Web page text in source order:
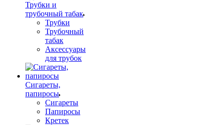
Трубки и
трубочный табак
Трубки
Трубочный
табак
Аксессуары
для трубок
Сигареты,
папиросы
Сигареты
Папиросы
Кретек